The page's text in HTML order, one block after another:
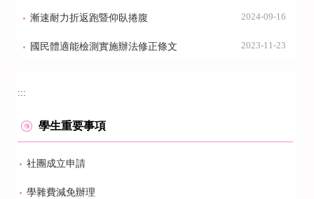
漸速耐力折返跑暨仰臥捲腹 2024-09-16
國民體適能檢測實施辦法修正條文 2023-11-23
:::
學生重要事項
社團成立申請
學雜費減免辦理